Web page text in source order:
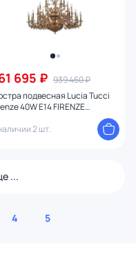
695 ₽ 939 460 ₽
подвесная Lucia Tucci
40W E14 FIRENZE
2 шт.
...
4 5